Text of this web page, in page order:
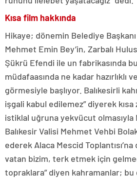
Kısa film hakkında
Hikaye; dönemin Belediye
Mehmet Emin Bey’in, Zarbalı
Şükrü Efendi ile un fabrikasında
müdafaasında ne kadar hazırlıklı
görmesiyle başlıyor. Balıkesirli
işgali kabul edilemez” diyerek kısa
istiklal uğruna yekvücut olmasıyla
Balıkesir Valisi Mehmet Vehbi
ederek Alaca Mescid
vatan bizim, terk etmek için
topraklara” diyen kahramanlar; bu